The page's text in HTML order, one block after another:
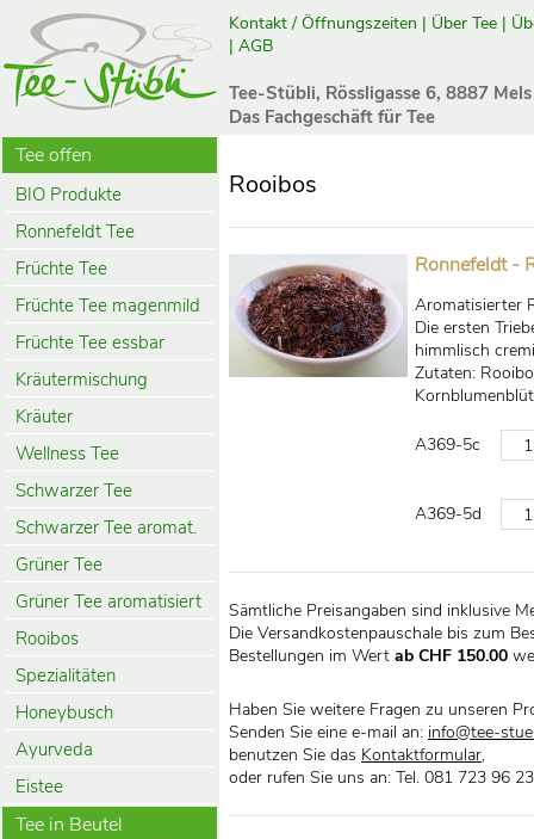
Kontakt / Öffnungszeiten | Über Tee |
| AGB
Tee-Stübli, Rössligasse 6, 8887 Mels
Das Fachgeschäft für Tee
Tee offen
BIO Produkte
Ronnefeldt Tee
Früchte Tee
Früchte Tee magenmild
Früchte Tee essbar
Kräutermischung
Kräuter
Wellness Tee
Schwarzer Tee
Schwarzer Tee aromat.
Grüner Tee
Grüner Tee aromatisiert
Rooibos
Spezialitäten
Honeybusch
Ayurveda
Eistee
Tee in Beutel
Rooibos
Ronnefeldt -
Aromatisierter
Die ersten
himmlisch
Zutaten:
A369-5c
A369-5d
Sämtliche Preisangaben sind inklusive
Die Versandkostenpauschale bis zum
Bestellungen im Wert ab CHF 150.00
Haben Sie weitere Fragen zu unseren
Senden Sie eine e-mail an: info@tee-
benutzen Sie das Kontaktformular,
oder rufen Sie uns an: Tel. 081 723 96 23